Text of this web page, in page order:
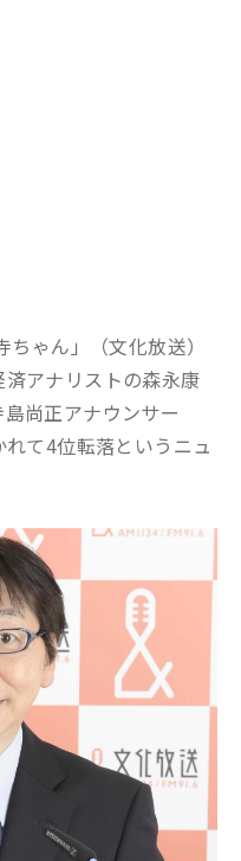
ゃん」（文化放送）
アナリストの森永康
尚正アナウンサー
て4位転落というニュ